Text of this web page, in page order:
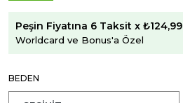
Peşin Fiyatına 6 Taksit x ₺124,99
Worldcard ve Bonus'a Özel
BEDEN